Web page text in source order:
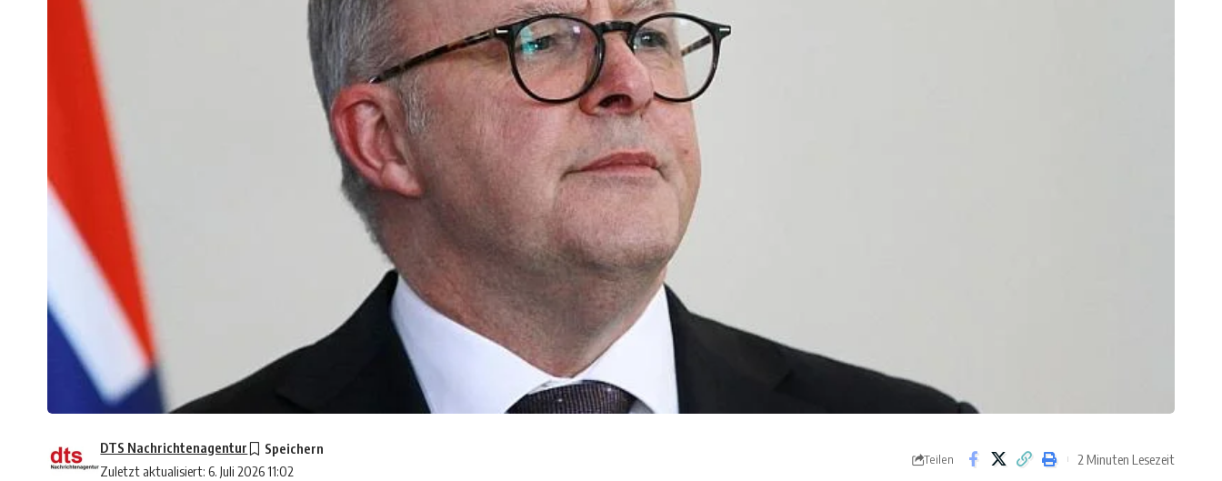
Zuletzt aktualisiert: 6. Juli 2026 11:02
DTS Nachrichtenagentur
Teilen 2 Minuten Lesezeit